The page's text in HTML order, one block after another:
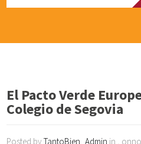
El Pacto Verde
Colegio de Segovia
Posted byTantoBien_Admin in ,